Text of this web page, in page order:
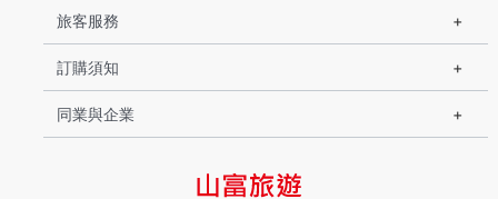
旅客服務
訂購須知
同業與企業